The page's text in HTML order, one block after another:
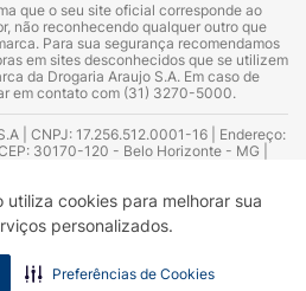
utiliza cookies para melhorar sua
personalizados.
Preferências de Cookies
que o seu site oficial corresponde ao
não reconhecendo qualquer outro que
Para sua segurança recomendamos
em sites desconhecidos que se utilizem
da Drogaria Araujo S.A. Em caso de
em contato com (31) 3270-5000.
| CNPJ: 17.256.512.0001-16 | Endereço:
30170-120 - Belo Horizonte - MG |
| Yasmin Silva Alvarenga – CRF 52.584 -
Pinheiro - CRF Nº 13.748. Alvará
de Funcionamento da Empresa (AFE):